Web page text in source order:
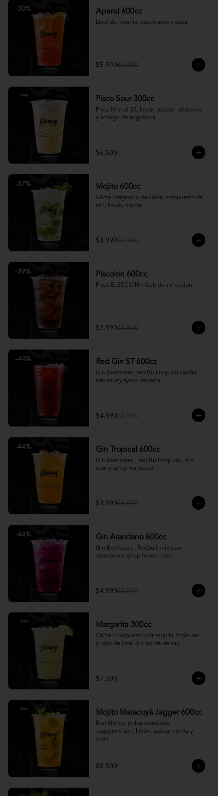
-30% Aperol 600cc
Licor de naranja, espumante y soda.
$5.990$8.500
Pisco Sour 300cc
Pisco Mistral 35, limón, azúcar , albúmina
y amargo de angostura.
$6.500
-37% Mojito 600cc
Cóctel originario de Cuba, compuesto de
ron, limón, menta
$4.990$7.900
-39% Piscolon 600cc
Pisco ELECCION + bebida a elección.
$3.990$6.500
-44% Red Gin ST 600cc
Gin Beefeater, Red Bull tropical sandia,
mix sour y syrup Jamaica.
$4.990$8.990
-44% Gin Tropical 600cc
Gin Beefeater , Red Bull tropical , mix
sour y syrup maracuya.
$4.990$8.990
-44% Gin Arandano 600cc
Gin Beefeater , Redbull, mix sour
arandano y syrup frutos rojos.
$4.990$8.990
Margarita 300cc
Cóctel compuesto por tequila, triple sec
y jugo de lima. (sin borde de sal)
$7.500
Mojito Maracuyá Jagger 600cc
Ron blanco, pulpa maracuyá,
Jaggermeister, limón, azúcar, menta y
soda
$8.500